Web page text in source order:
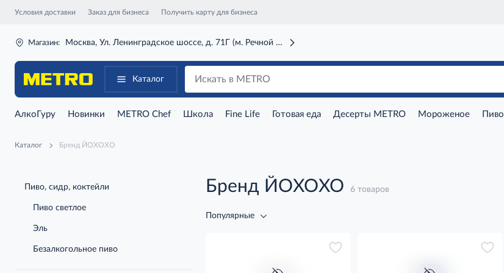
Условия доставки Заказ для бизнеса Получить карту для бизнеса
Магазин: Москва, Ул. Ленинградское шоссе, д. 71Г (м. Речной вокзал)
Каталог
АлкоГуру Новинки METRO Chef Школа Fine Life Готовая еда Десерты METRO Мороженое Пиво
Каталог Бренд ЙОХОХО
Пиво, сидр, коктейли
Пиво светлое
Эль
Безалкогольное пиво
Бренд ЙОХОХО 6 товаров
Популярные